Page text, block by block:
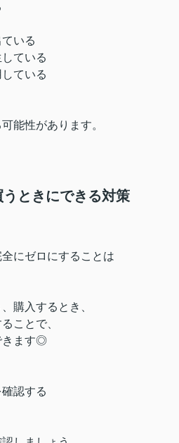
いる
ている
ている
能性があります。
ときにできる対策
にゼロにすることは
購入するとき、
ことで、
きます◎
認する